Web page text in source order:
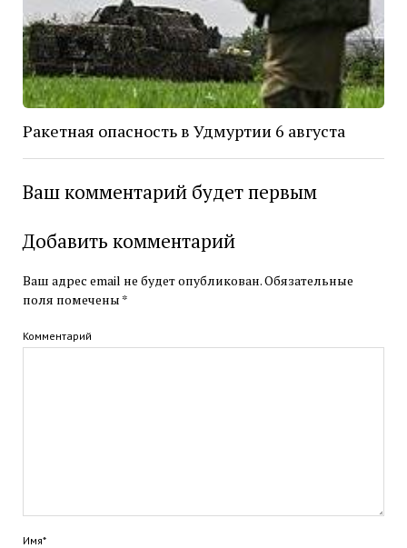
Ракетная опасность в Удмуртии 6 августа
Ваш комментарий будет первым
Добавить комментарий
Ваш адрес email не будет опубликован.Обязательные
поля помечены *
Комментарий
Имя*